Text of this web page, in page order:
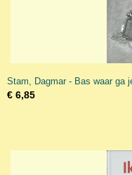
Stam, Dagmar - Bas waar ga
€ 6,85